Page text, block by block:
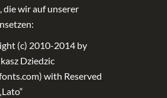
die wir auf unserer
(c) 2010-2014 by
Dziedzic
with Reserved